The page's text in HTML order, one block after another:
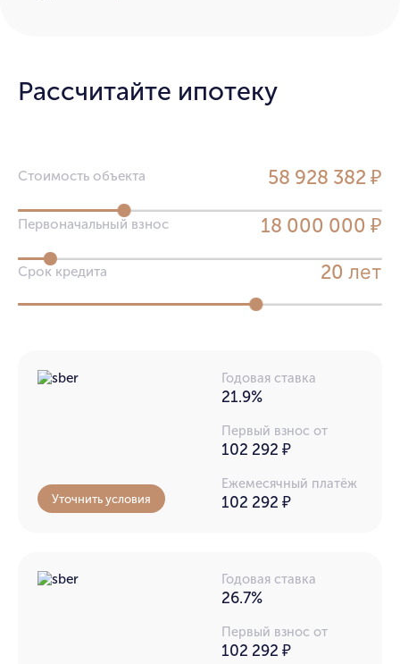
Рассчитайте ипотеку
Стоимость объекта 58 928 382 ₽
Первоначальный взнос 18 000 000 ₽
Срок кредита 20 лет
Годовая ставка
21.9%
Первый взнос от
102 292 ₽
Ежемесячный платёж
102 292 ₽
Уточнить условия
Годовая ставка
26.7%
Первый взнос от
102 292 ₽